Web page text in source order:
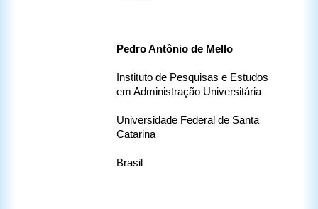
Pedro Antônio de Mello
Instituto de Pesquisas e Estudos
em Administração Universitária
Universidade Federal de Santa
Catarina
Brasil